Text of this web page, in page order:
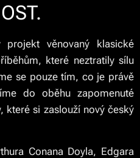
věnovaný klasické
které neztratily sílu
se pouze tím, co je právě
do oběhu zapomenuté
které si zaslouží nový český
Conana Doyla, Edgara